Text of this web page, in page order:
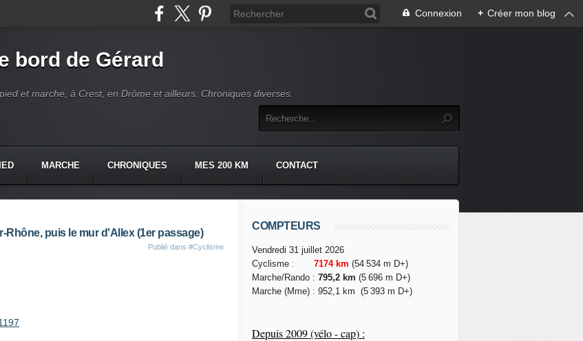
Connexion + Créer mon blog
bord de Gérard
et marche, à Crest, en Drôme et ailleurs. Chroniques diverses.
MARCHE CHRONIQUES MES 200 KM CONTACT
Rhône, puis le mur d'Allex (1er passage)
Publié dans #Cyclisme
COMPTEURS
Vendredi 31 juillet 2026
Cyclisme : 7174 km (54 534 m D+)
Marche/Rando : 795,2 km (5 696 m D+)
Marche (Mme) : 952,1 km (5 393 m D+)
Depuis 2009 (vélo - cap) :